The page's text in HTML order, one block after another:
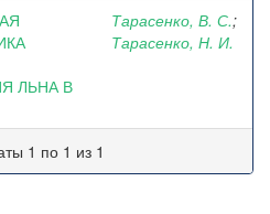
ЛЬНА В
Тарасенко, В. С.;
Тарасенко, Н. И.
1 по 1 из 1